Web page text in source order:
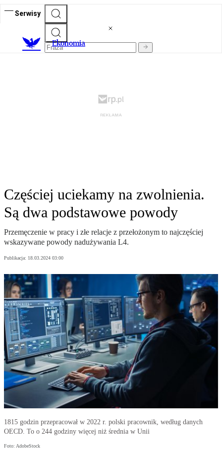
Serwisy
Ekonomia
Częściej uciekamy na zwolnienia.
Są dwa podstawowe powody
Przemęczenie w pracy i złe relacje z przełożonym to najczęściej
wskazywane powody nadużywania L4.
Publikacja: 18.03.2024 03:00
1815 godzin przepracował w 2022 r. polski pracownik, według danych
OECD. To o 244 godziny więcej niż średnia w Unii
Foto: AdobeStock